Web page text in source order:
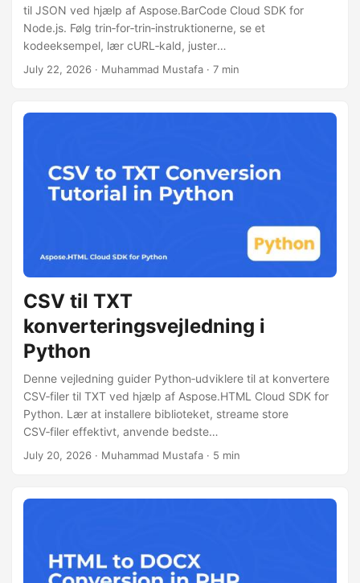
til JSON ved hjælp af Aspose.BarCode Cloud SDK for
Node.js. Følg trin‑for‑trin‑instruktionerne, se et
kodeeksempel, lær cURL‑kald, juster
konfigurationsindstillinger og håndter implementeringen af
July 22, 2026 · Muhammad Mustafa · 7 min
CSV til TXT
konverteringsvejledning i
Python
Denne vejledning guider Python‑udviklere til at konvertere
CSV‑filer til TXT ved hjælp af Aspose.HTML Cloud SDK for
Python. Lær at installere biblioteket, streame store
CSV‑filer effektivt, anvende bedste
praksis‑performance‑justeringer og køre et komplet
July 20, 2026 · Muhammad Mustafa · 5 min